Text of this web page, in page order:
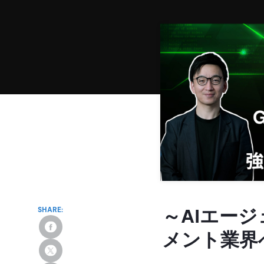
～AIエー
メント業
SHARE: